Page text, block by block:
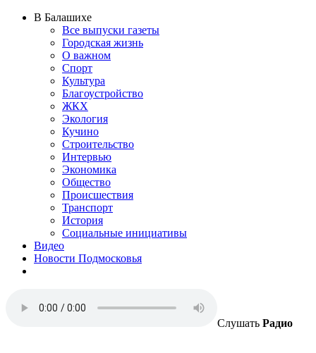
В Балашихе
Все выпуски газеты
Городская жизнь
О важном
Спорт
Культура
Благоустройство
ЖКХ
Экология
Кучино
Строительство
Интервью
Экономика
Общество
Происшествия
Транспорт
История
Социальные инициативы
Видео
Новости Подмосковья
Слушать Радио